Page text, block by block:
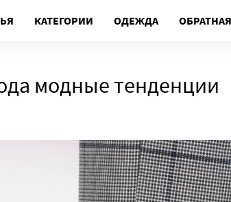
КАТЕГОРИИ ОДЕЖДА
модные тенденции